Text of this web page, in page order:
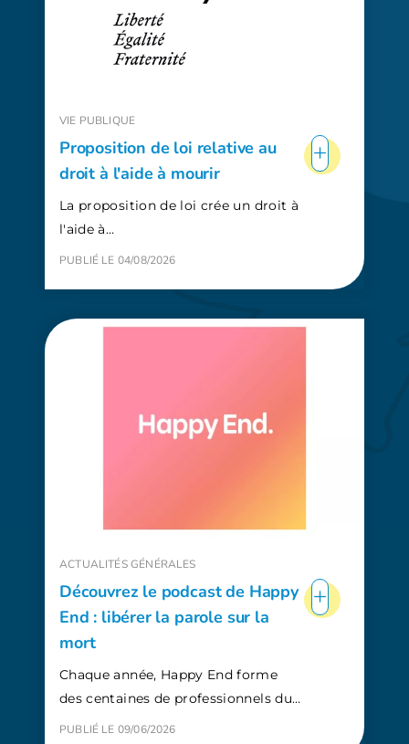
VIE PUBLIQUE
Proposition de loi relative au
droit à l'aide à mourir
La proposition de loi crée un droit à
l'aide à…
PUBLIÉ LE 04/08/2026
+
ACTUALITÉS GÉNÉRALES
Découvrez le podcast de Happy
End : libérer la parole sur la
mort
Chaque année, Happy End forme
des centaines de professionnels du…
PUBLIÉ LE 09/06/2026
+